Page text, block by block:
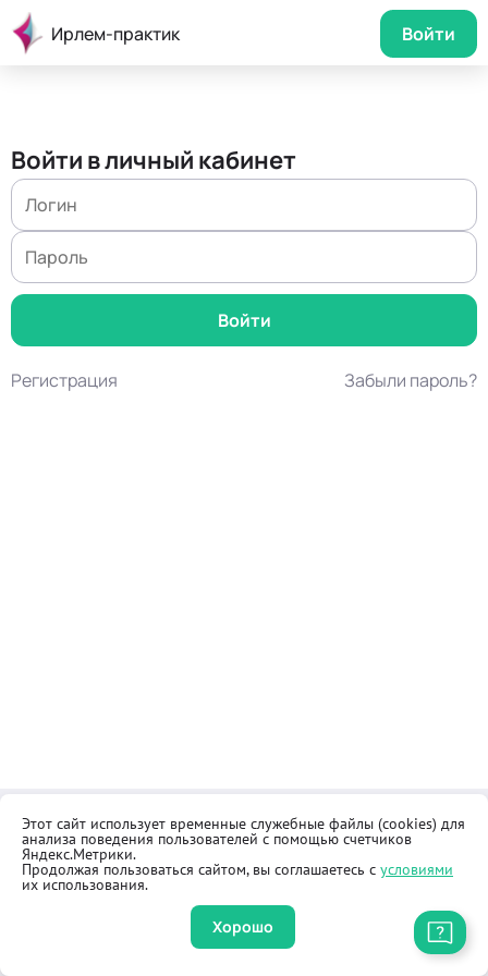
Ирлем-практик Войти
Войти в личный кабинет
Регистрация Забыли пароль?
Контакты
Как купить
Общественная приёмная
Реквизиты
Оферта
Правила продажи товаров
Этот сайт использует временные служебные файлы (cookies) для
анализа поведения пользователей с помощью счетчиков
Яндекс.Метрики.
Продолжая пользоваться сайтом, вы соглашаетесь с условиями
их использования.
Хорошо